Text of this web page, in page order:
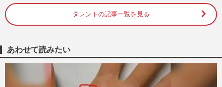
週刊女性2026年8月18日・25日号 1時間前
ートメイク第一人者・岩元淑子さんの挑戦
と「ハードルしかない」啓…
週刊女性2026年8月11日号
タレントの記事一覧を見る
あわせて読みたい